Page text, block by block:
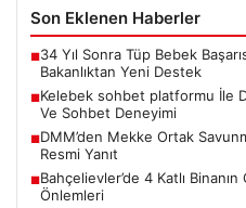
Son Eklenen Haberler
■34 Yıl Sonra Tüp Bebek
Bakanlıktan Yeni Destek
■Kelebek sohbet platformu İle
Ve Sohbet Deneyimi
■DMM’den Mekke Ortak
Resmi Yanıt
■Bahçelievler’de 4 Katlı
Önlemleri